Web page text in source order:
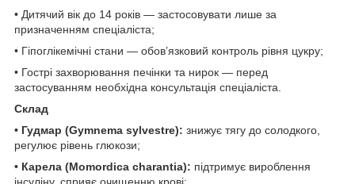
• Дитячий вік до 14 років — застосовувати лише за
призначенням спеціаліста;
• Гіпоглікемічні стани — обов’язковий контроль рівня цукру;
• Гострі захворювання печінки та нирок — перед
застосуванням необхідна консультація спеціаліста.
Склад
• Гудмар (Gymnema sylvestre): знижує тягу до солодкого,
регулює рівень глюкози;
• Карела (Momordica charantia): підтримує вироблення
інсуліну, сприяє очищенню крові;